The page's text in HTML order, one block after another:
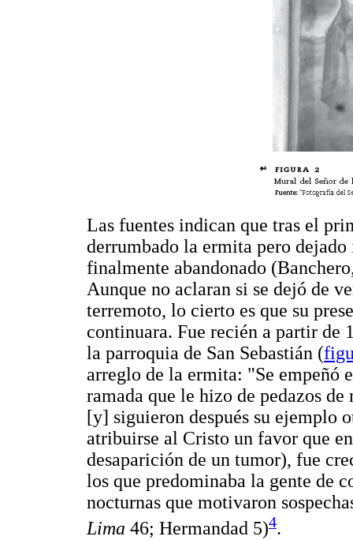
Las fuentes indican que tras el
derrumbado la ermita pero
finalmente abandonado
Aunque no aclaran si se dejó de
terremoto, lo cierto es que su
continuara. Fue recién a partir de
la parroquia de San Sebastián (
arreglo de la ermita: "Se empeñó
ramada que le hizo de pedazos
[y] siguieron después su ejemplo
atribuirse al Cristo un favor que
desaparición de un tumor), fue
los que predominaba la gente de
nocturnas que motivaron
Lima 46; Hermandad 5)4.